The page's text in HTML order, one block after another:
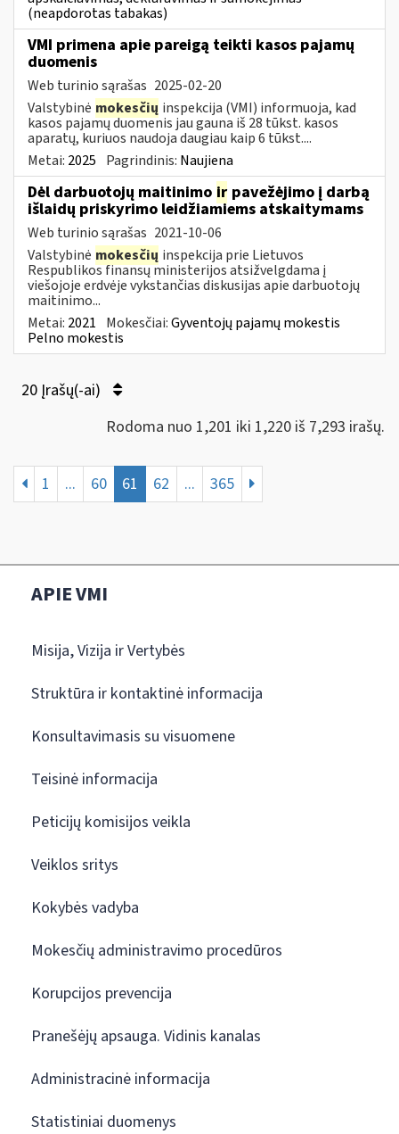
(neapdorotas tabakas)
VMI primena apie pareigą teikti kasos pajamų
duomenis
Web turinio sąrašas 2025-02-20
Valstybinė mokesčių inspekcija (VMI) informuoja, kad
kasos pajamų duomenis jau gauna iš 28 tūkst. kasos
aparatų, kuriuos naudoja daugiau kaip 6 tūkst....
Metai: 2025 Pagrindinis: Naujiena
Dėl darbuotojų maitinimo ir pavežėjimo į darbą
išlaidų priskyrimo leidžiamiems atskaitymams
Web turinio sąrašas 2021-10-06
Valstybinė mokesčių inspekcija prie Lietuvos
Respublikos finansų ministerijos atsižvelgdama į
viešojoje erdvėje vykstančias diskusijas apie darbuotojų
maitinimo...
Metai: 2021 Mokesčiai:Gyventojų pajamų mokestis
Pelno mokestis
20 Įrašų(-ai)
Rodoma nuo 1,201 iki 1,220 iš 7,293 irašų.
1 ... 60 61 62 ... 365
APIE VMI
Misija, Vizija ir Vertybės
Struktūra ir kontaktinė informacija
Konsultavimasis su visuomene
Teisinė informacija
Peticijų komisijos veikla
Veiklos sritys
Kokybės vadyba
Mokesčių administravimo procedūros
Korupcijos prevencija
Pranešėjų apsauga. Vidinis kanalas
Administracinė informacija
Statistiniai duomenys